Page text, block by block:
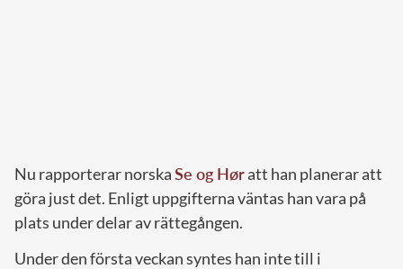
Nu rapporterar norskaSe og Høratt han planerar att
göra just det. Enligt uppgifterna väntas han vara på
plats under delar av rättegången.
Under den första veckan syntes han inte till i